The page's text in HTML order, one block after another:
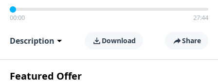
00:00 27:44
Description Download Share
Featured Offer